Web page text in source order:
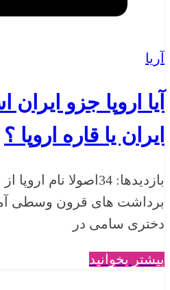
آریا
آیا اروپا جزو
ایران یا قاره اروپا ؟
بازدیدها: 34اصولا
برداشت های قرون وسطی
دختری سامی در
بیشتر بخوانید